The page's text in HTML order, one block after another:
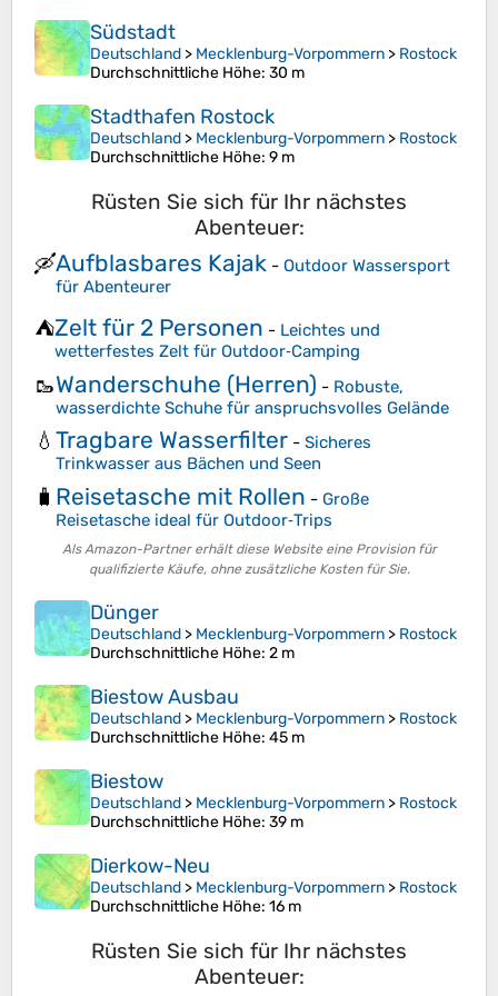
Südstadt
Deutschland > Mecklenburg-Vorpommern > Rostock
Durchschnittliche Höhe: 30 m
Stadthafen Rostock
Deutschland > Mecklenburg-Vorpommern > Rostock
Durchschnittliche Höhe: 9 m
Rüsten Sie sich für Ihr nächstes
Abenteuer:
🛶Aufblasbares Kajak - Outdoor Wassersport
für Abenteurer
⛺Zelt für 2 Personen - Leichtes und
wetterfestes Zelt für Outdoor‑Camping
🥾Wanderschuhe (Herren) - Robuste,
wasserdichte Schuhe für anspruchsvolles Gelände
💧 Tragbare Wasserfilter - Sicheres
Trinkwasser aus Bächen und Seen
🧳 Reisetasche mit Rollen - Große
Reisetasche ideal für Outdoor‑Trips
Als Amazon-Partner erhält diese Website eine Provision für
qualifizierte Käufe, ohne zusätzliche Kosten für Sie.
Dünger
Deutschland > Mecklenburg-Vorpommern > Rostock
Durchschnittliche Höhe: 2 m
Biestow Ausbau
Deutschland > Mecklenburg-Vorpommern > Rostock
Durchschnittliche Höhe: 45 m
Biestow
Deutschland > Mecklenburg-Vorpommern > Rostock
Durchschnittliche Höhe: 39 m
Dierkow-Neu
Deutschland > Mecklenburg-Vorpommern > Rostock
Durchschnittliche Höhe: 16 m
Rüsten Sie sich für Ihr nächstes
Abenteuer: